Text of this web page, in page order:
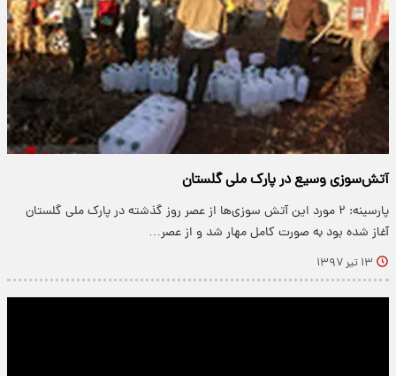
آتش‌سوزی وسیع در پارک ملی گلستان
پارسینه: ۲ مورد این آتش سوزی‌ها از عصر روز گذشته در پارک ملی گلستان
آغاز شده بود به صورت کامل مهار شد و از عصر…
۱۳ تیر ۱۳۹۷